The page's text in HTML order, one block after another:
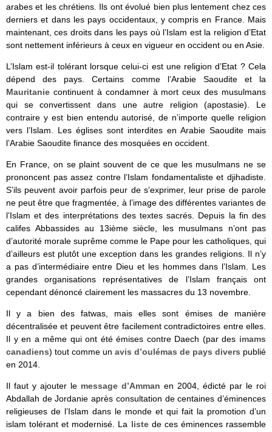
arabes et les chrétiens. Ils ont évolué bien plus lentement chez ces
derniers et dans les pays occidentaux, y compris en France. Mais
maintenant, ces droits dans les pays où l’Islam est la religion d’Etat
sont nettement inférieurs à ceux en vigueur en occident ou en Asie.
L’Islam est-il tolérant lorsque celui-ci est une religion d’Etat ? Cela
dépend des pays. Certains comme l’Arabie Saoudite et la
Mauritanie continuent à condamner à mort ceux des musulmans
qui se convertissent dans une autre religion (apostasie). Le
contraire y est bien entendu autorisé, de n’importe quelle religion
vers l’Islam. Les églises sont interdites en Arabie Saoudite mais
l’Arabie Saoudite finance des mosquées en occident.
En France, on se plaint souvent de ce que les musulmans ne se
prononcent pas assez contre l’Islam fondamentaliste et djihadiste.
S’ils peuvent avoir parfois peur de s’exprimer, leur prise de parole
ne peut être que fragmentée, à l’image des différentes variantes de
l’Islam et des interprétations des textes sacrés. Depuis la fin des
califes Abbassides au 13ième siècle, les musulmans n’ont pas
d’autorité morale suprême comme le Pape pour les catholiques, qui
d’ailleurs est plutôt une exception dans les grandes religions. Il n’y
a pas d’intermédiaire entre Dieu et les hommes dans l’Islam. Les
grandes organisations représentatives de l’Islam français ont
cependant dénoncé clairement les massacres du 13 novembre.
Il y a bien des fatwas, mais elles sont émises de manière
décentralisée et peuvent être facilement contradictoires entre elles.
Il y en a même qui ont été émises contre Daech (par des imams
canadiens) tout comme un avis d’oulémas de pays divers publié
en 2014.
Il faut y ajouter le message d’Amman en 2004, édicté par le roi
Abdallah de Jordanie après consultation de centaines d’éminences
religieuses de l’Islam dans le monde et qui fait la promotion d’un
islam tolérant et modernisé. La liste de ces éminences rassemble